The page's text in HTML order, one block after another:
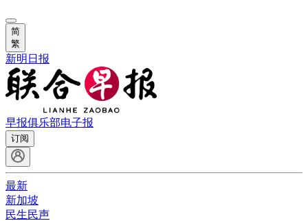
简
繁
新明日报
早报俱乐部电子报
订阅
最新
新加坡
民生民声